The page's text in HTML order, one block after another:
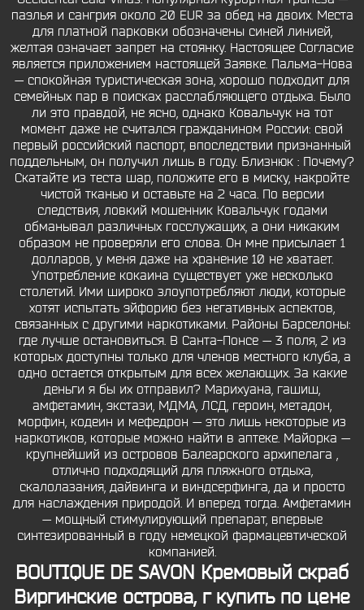
паэлья и сангрия около 20 EUR за обед на двоих. Места
для платной парковки обозначены синей линией,
желтая означает запрет на стоянку. Настоящее Согласие
является приложением настоящей Заявке. Пальма-Нова
— спокойная туристическая зона, хорошо подходит для
семейных пар в поисках расслабляющего отдыха. Было
ли это правдой, не ясно, однако Ковальчук на тот
момент даже не считался гражданином России: свой
первый российский паспорт, впоследствии признанный
поддельным, он получил лишь в году. Близнюк : Почему?
Скатайте из теста шар, положите его в миску, накройте
чистой тканью и оставьте на 2 часа. По версии
следствия, ловкий мошенник Ковальчук годами
обманывал различных госслужащих, а они никаким
образом не проверяли его слова. Он мне присылает 1
долларов, у меня даже на хранение 10 не хватает.
Употребление кокаина существует уже несколько
столетий. Ими широко злоупотребляют люди, которые
хотят испытать эйфорию без негативных аспектов,
связанных с другими наркотиками. Районы Барселоны:
где лучше остановиться. В Санта-Понсе — 3 поля, 2 из
которых доступны только для членов местного клуба, а
одно остается открытым для всех желающих. За какие
деньги я бы их отправил? Марихуана, гашиш,
амфетамин, экстази, МДМА, ЛСД, героин, метадон,
морфин, кодеин и мефедрон — это лишь некоторые из
наркотиков, которые можно найти в аптеке. Майорка —
крупнейший из островов Балеарского архипелага ,
отлично подходящий для пляжного отдыха,
скалолазания, дайвинга и виндсерфинга, да и просто
для наслаждения природой. И вперед тогда. Амфетамин
— мощный стимулирующий препарат, впервые
синтезированный в году немецкой фармацевтической
компанией.
BOUTIQUE DE SAVON Кремовый скраб
Виргинские острова, г купить по цене